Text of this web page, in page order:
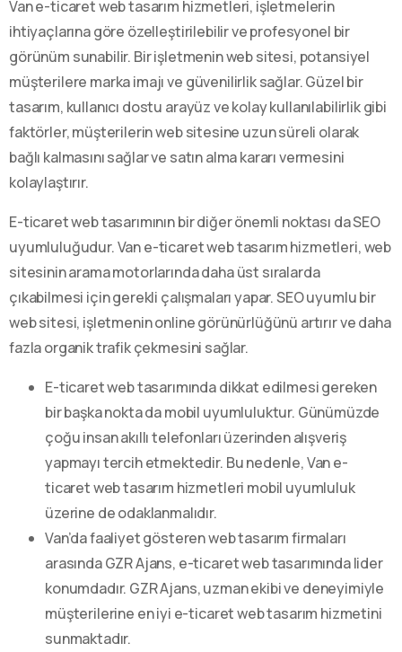
Van e-ticaret web tasarım hizmetleri, işletmelerin
ihtiyaçlarına göre özelleştirilebilir ve profesyonel bir
görünüm sunabilir. Bir işletmenin web sitesi, potansiyel
müşterilere marka imajı ve güvenilirlik sağlar. Güzel bir
tasarım, kullanıcı dostu arayüz ve kolay kullanılabilirlik gibi
faktörler, müşterilerin web sitesine uzun süreli olarak
bağlı kalmasını sağlar ve satın alma kararı vermesini
kolaylaştırır.
E-ticaret web tasarımının bir diğer önemli noktası da SEO
uyumluluğudur. Van e-ticaret web tasarım hizmetleri, web
sitesinin arama motorlarında daha üst sıralarda
çıkabilmesi için gerekli çalışmaları yapar. SEO uyumlu bir
web sitesi, işletmenin online görünürlüğünü artırır ve daha
fazla organik trafik çekmesini sağlar.
E-ticaret web tasarımında dikkat edilmesi gereken
bir başka nokta da mobil uyumluluktur. Günümüzde
çoğu insan akıllı telefonları üzerinden alışveriş
yapmayı tercih etmektedir. Bu nedenle, Van e-
ticaret web tasarım hizmetleri mobil uyumluluk
üzerine de odaklanmalıdır.
Van’da faaliyet gösteren web tasarım firmaları
arasında GZR Ajans, e-ticaret web tasarımında lider
konumdadır. GZR Ajans, uzman ekibi ve deneyimiyle
müşterilerine en iyi e-ticaret web tasarım hizmetini
sunmaktadır.